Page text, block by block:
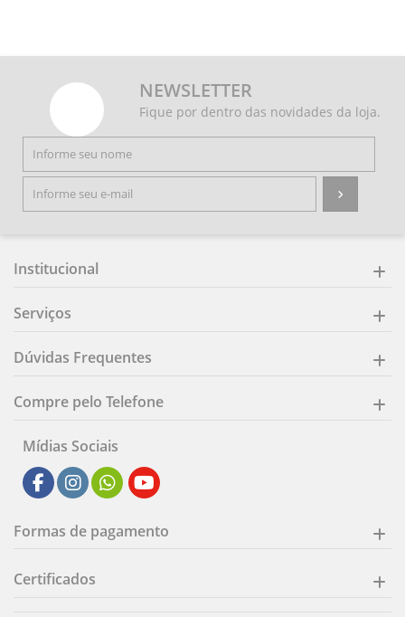
NEWSLETTER
Fique por dentro das novidades da loja.
Institucional
Serviços
Dúvidas Frequentes
Compre pelo Telefone
Mídias Sociais
Formas de pagamento
Certificados